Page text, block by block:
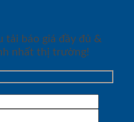
tải báo giá đầy đủ &
nhất thị trường!